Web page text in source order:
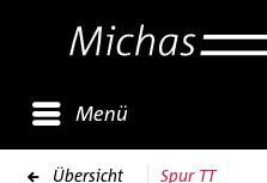
Menü
Übersicht Spur TT